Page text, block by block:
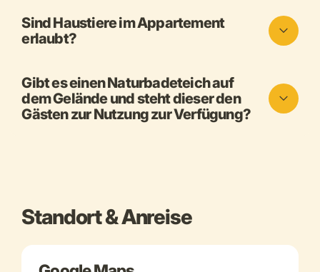
Sind Haustiere im Appartement
erlaubt?
Gibt es einen Naturbadeteich auf
dem Gelände und steht dieser den
Gästen zur Nutzung zur Verfügung?
Standort & Anreise